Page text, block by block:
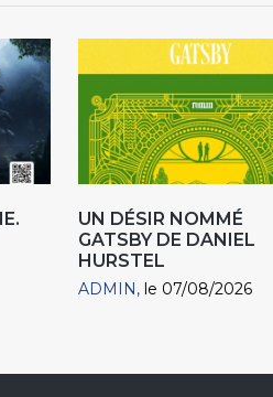
UN DÉSIR NOMMÉ
GATSBY DE DANIEL
HURSTEL
ADMIN le 07/08/2026